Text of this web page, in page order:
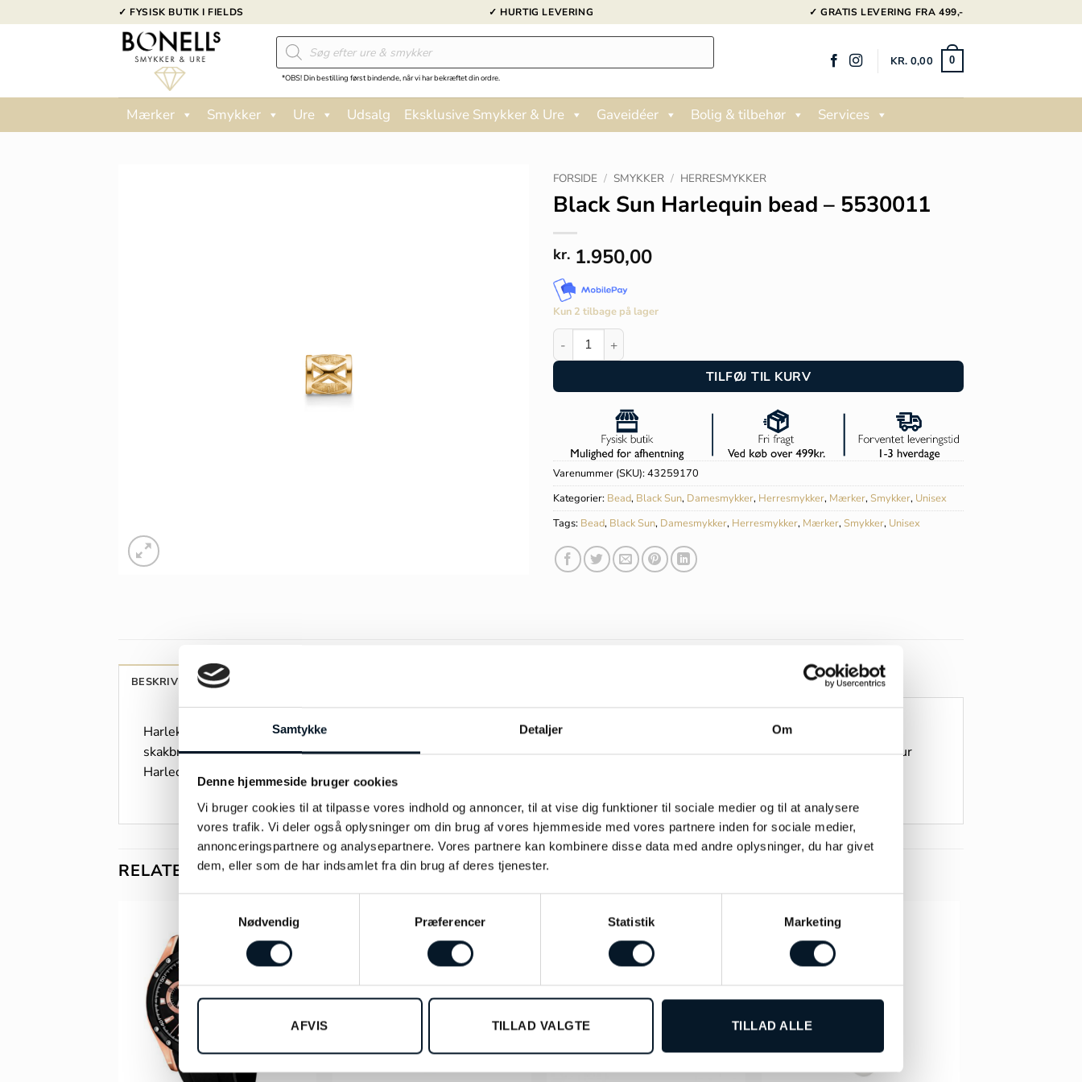
Samtykke Detaljer Om
Denne hjemmeside bruger cookies
Vi bruger cookies til at tilpasse vores indhold og annoncer, til at vise dig funktioner til sociale medier og til at analysere
vores trafik. Vi deler også oplysninger om din brug af vores hjemmeside med vores partnere inden for sociale medier,
annonceringspartnere og analysepartnere. Vores partnere kan kombinere disse data med andre oplysninger, du har givet
dem, eller som de har indsamlet fra din brug af deres tjenester.
Nødvendig
Præferencer Statistik Marketing
AFVIS TILLAD VALGTE TILLAD ALLE
til
✓ FYSISK BUTIK I FIELDS ✓ HURTIG LEVERING ✓ GRATIS LEVERING FRA 499,-
Products
search
*OBS! Din bestilling først bindende, når vi har bekræftet din ordre.
KR. 0,00 0
Mærker Smykker Ure Udsalg Eksklusive Smykker & Ure Gaveidéer Bolig & tilbehør Services
FORSIDE / SMYKKER / HERRESMYKKER
Black Sun Harlequin bead – 5530011
kr. 1.950,00
Kun 2 tilbage på lager
Black Sun Harlequin bead - 5530011 antal
TILFØJ TIL KURV
Varenummer (SKU):43259170
Kategorier: Bead, Black Sun, Damesmykker, Herresmykker, Mærker, Smykker, Unisex
Tags: Bead, Black Sun, Damesmykker, Herresmykker, Mærker, Smykker, Unisex
BESKRIVELSE
Harlekin-mønstret er et grafisk design, der er kendetegnet ved romber eller rhombus-formede felter, som ofte er arrangeret i et
skakbrætslignende mønster. Dette mønster stammer fra den klassiske harlekin-dragt, som blev båret af den italienske komediefigur
Harlequin i 1700-tallets commedia dell’arte.
RELATEREDE VARER
-19%